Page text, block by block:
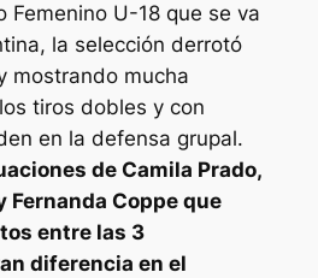
Femenino U-18 que se va
la selección derrotó
mostrando mucha
tiros dobles y con
en la defensa grupal.
de Camila Prado,
Fernanda Coppe que
entre las 3
diferencia en el